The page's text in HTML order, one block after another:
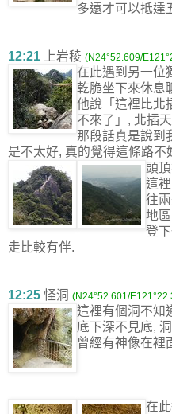
多遠才可以抵達
12:21 上岩稜 (N24°52.609/
在此遇到另一位
乾脆坐下來休息
他說「這裡比北
不來了」, 北插
那段話真是說到
是不太好, 真的覺得這條路不
頭
這
往
地
登
走比較有伴.
12:25 怪洞 (N24°52.601/
這裡有個洞不知
底下深不見底,
曾經有神像在裡
在